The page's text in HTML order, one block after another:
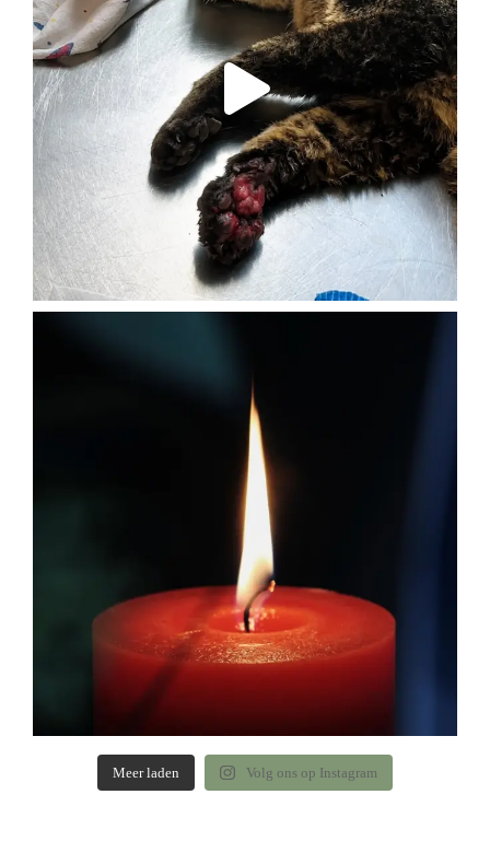
Meer laden Volg ons op Instagram